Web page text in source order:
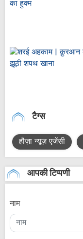
टैग्स
हौज़ा न्यूज़ एजेंसी
आपकी टिप्पणी
नाम